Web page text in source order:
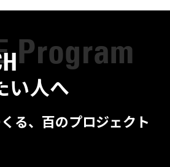
い人へ
る、百のプロジェクト